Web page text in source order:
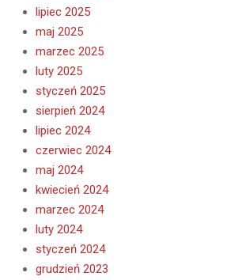
lipiec 2025
maj 2025
marzec 2025
luty 2025
styczeń 2025
sierpień 2024
lipiec 2024
czerwiec 2024
maj 2024
kwiecień 2024
marzec 2024
luty 2024
styczeń 2024
grudzień 2023